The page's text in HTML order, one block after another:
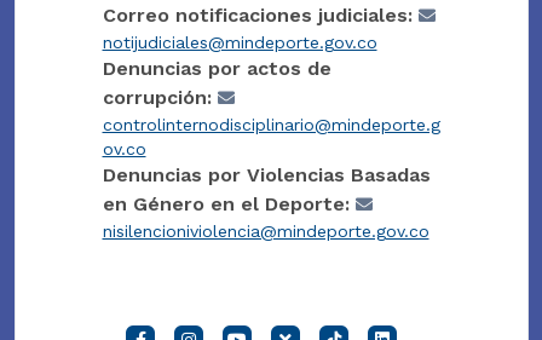
Correo notificaciones judiciales:
notijudiciales@mindeporte.gov.co
Denuncias por actos de
corrupción:
controlinternodisciplinario@mindeporte.g
ov.co
Denuncias por Violencias Basadas
en Género en el Deporte:
nisilencioniviolencia@mindeporte.gov.co